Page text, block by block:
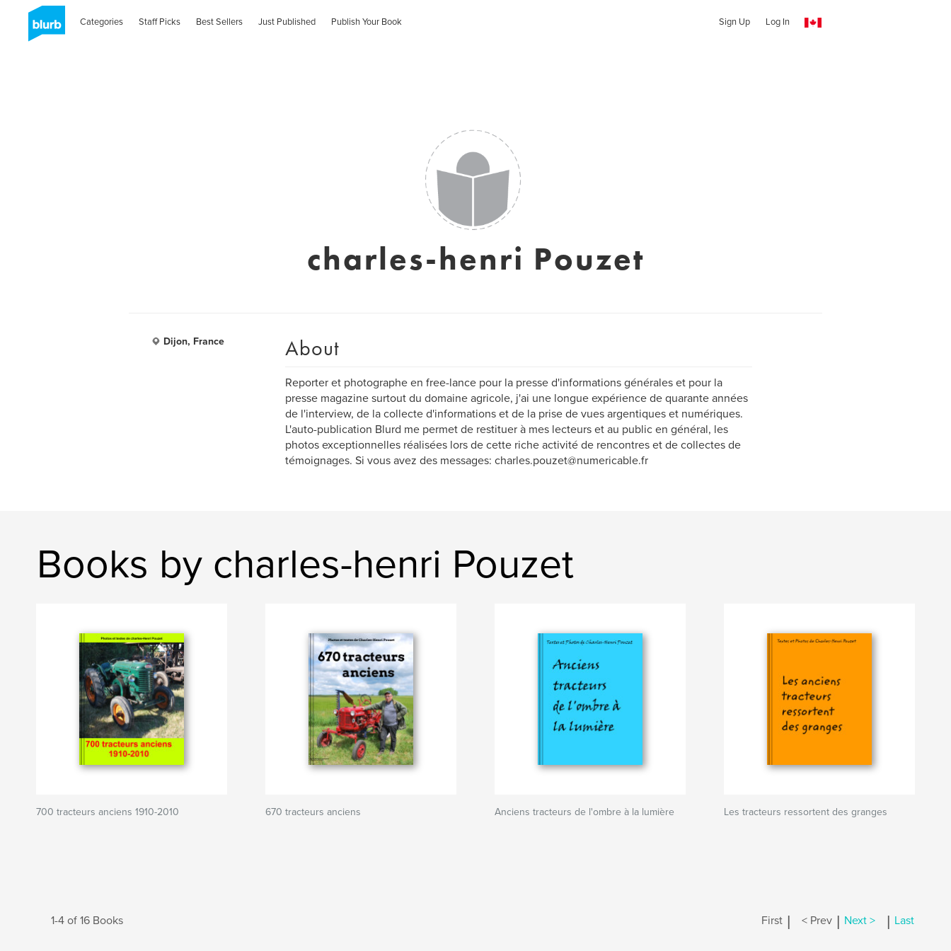
Categories Staff Picks Best Sellers Just Published Publish Your Book Sign Up Log In
charles-henri Pouzet
Dijon, France About
Reporter et photographe en free-lance pour la presse d'informations générales et pour la
presse magazine surtout du domaine agricole, j'ai une longue expérience de quarante années
de l'interview, de la collecte d'informations et de la prise de vues argentiques et numériques.
L'auto-publication Blurd me permet de restituer à mes lecteurs et au public en général, les
photos exceptionnelles réalisées lors de cette riche activité de rencontres et de collectes de
témoignages. Si vous avez des messages: charles.pouzet@numericable.fr
Books by charles-henri Pouzet
700 tracteurs anciens 1910-2010 670 tracteurs anciens Anciens tracteurs de l'ombre à la lumière Les tracteurs ressortent des granges
1-4 of 16 Books First | < Prev | Next > | Last